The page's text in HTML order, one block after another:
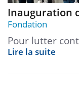
Inauguration
Fondation
Pour lutter
Lire la suite